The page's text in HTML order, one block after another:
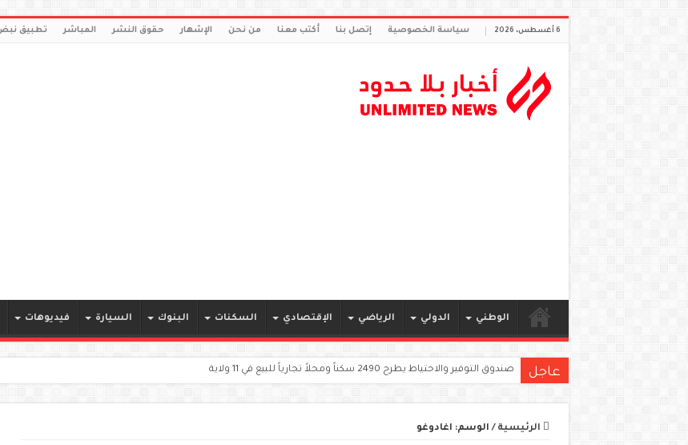
6 أغسطس، 2026 سياسة الخصوصية إتصل بنا أكتب معنا من نحن الإشهار حقوق النشر المباشر تطبيق
الوطني الدولي الرياضي الإقتصادي السكنات البنوك السيارة فيديوهات
عاجل صندوق التوفير والاحتياط يطرح 2490 سكناً ومحلاً تجارياً للبيع في 11 ولاية
الرئيسية / الوسم: اغادوغو